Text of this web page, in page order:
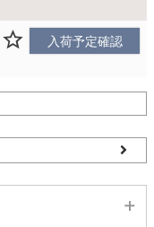
入荷予定確認